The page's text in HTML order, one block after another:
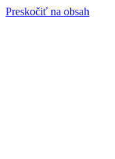
Preskočiť na obsah